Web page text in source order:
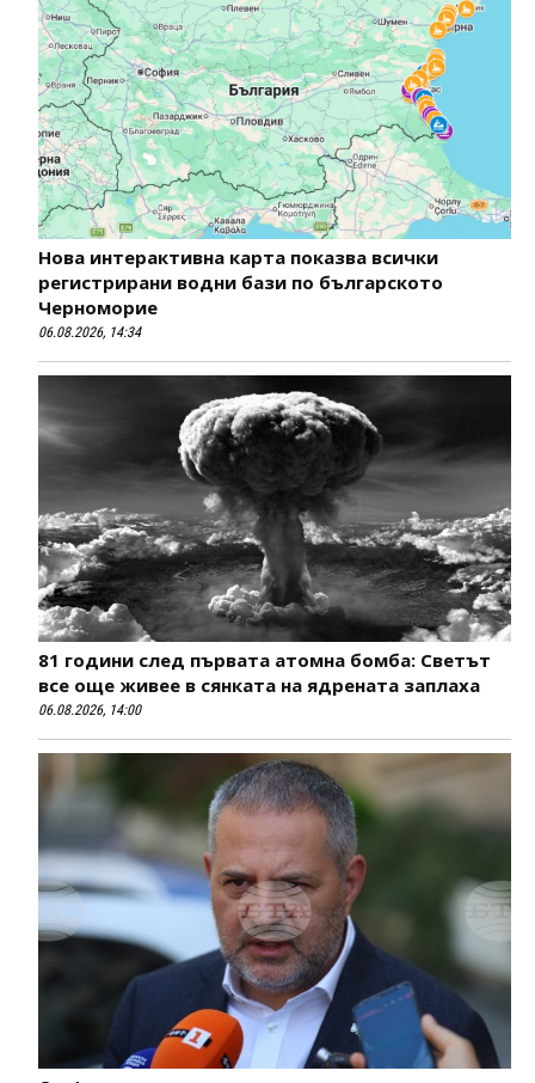
Нова интерактивна карта показва всички
регистрирани водни бази по българското
Черноморие
06.08.2026, 14:34
81 години след първата атомна бомба: Светът
все още живее в сянката на ядрената заплаха
06.08.2026, 14:00